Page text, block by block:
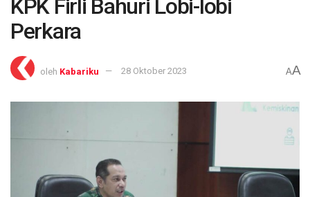
KPK Firli Bahuri Lobi-lobi
Perkara
oleh Kabariku 28 Oktober 2023 AA